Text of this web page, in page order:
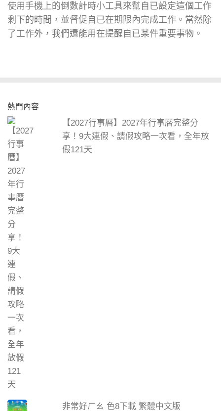
使用手機上的倒數計時小工具來幫自已設定這個工作
剩下的時間，並督促自已在期限內完成工作。當然除
了工作外，我們還能用在提醒自已某件重要事物。
熱門內容
【2027行事曆】2027年行事曆完整分
享！9大連假、請假攻略一次看，全年放
假121天
非常好ㄏㄠ 色8下載 繁體中文版